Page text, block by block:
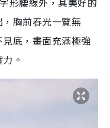
胸前春光一覽無
底，畫面充滿極強
。